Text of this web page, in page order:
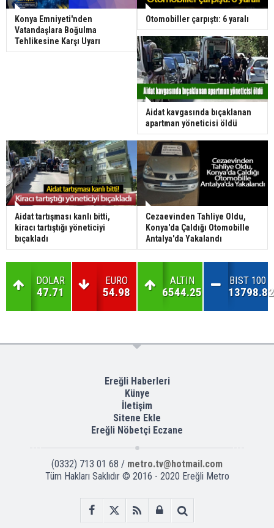
Konya Emniyeti'nden
Vatandaşlara Boğulma
Tehlikesine Karşı Uyarı
Otomobiller çarpıştı: 6 yaralı
Aidat kavgasında bıçaklanan
apartman yöneticisi öldü
Aidat tartışması kanlı bitti,
kiracı tartıştığı yöneticiyi
bıçakladı
Cezaevinden Tahliye Oldu,
Konya'da Çaldığı Otomobille
Antalya'da Yakalandı
DOLAR
47.71
EURO
54.98
ALTIN
6544.25
BIST 100
13798.82
Ereğli Haberleri
Künye
İletişim
Sitene Ekle
Ereğli Nöbetçi Eczane
(0332) 713 01 68 / metro.tv@hotmail.com
Tüm Hakları Saklıdır © 2016 - 2020 Ereğli Metro